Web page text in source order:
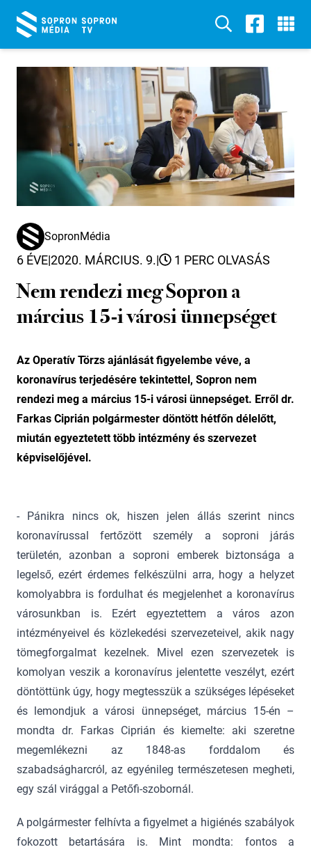
SopronMédia
6 ÉVE|2020. MÁRCIUS. 9.| 1 PERC OLVASÁS
Nem rendezi meg Sopron a
március 15-i városi ünnepséget
Az Operatív Törzs ajánlását figyelembe véve, a
koronavírus terjedésére tekintettel, Sopron nem
rendezi meg a március 15-i városi ünnepséget. Erről dr.
Farkas Ciprián polgármester döntött hétfőn délelőtt,
miután egyeztetett több intézmény és szervezet
képviselőjével.
- Pánikra nincs ok, hiszen jelen állás szerint nincs
koronavírussal fertőzött személy a soproni járás
területén, azonban a soproni emberek biztonsága a
legelső, ezért érdemes felkészülni arra, hogy a helyzet
komolyabbra is fordulhat és megjelenhet a koronavírus
városunkban is. Ezért egyeztettem a város azon
intézményeivel és közlekedési szervezeteivel, akik nagy
tömegforgalmat kezelnek. Mivel ezen szervezetek is
komolyan veszik a koronavírus jelentette veszélyt, ezért
döntöttünk úgy, hogy megtesszük a szükséges lépéseket
és lemondjuk a városi ünnepséget, március 15-én –
mondta dr. Farkas Ciprián és kiemelte: aki szeretne
megemlékezni az 1848-as forddalom és
szabadságharcról, az egyénileg természetesen megheti,
egy szál virággal a Petőfi-szobornál.
A polgármester felhívta a figyelmet a higiénés szabályok
fokozott betartására is. Mint mondta: fontos a